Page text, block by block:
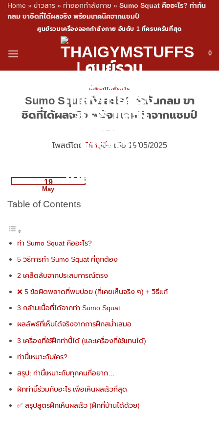
Home » ข่าวสาร » ท่าออกกำลังกาย » Sumo Squat คืออะไร? ท่าก้น
กลม ขาชิดที่ได้ผลจริง พร้อมเทคนิคจากแชมป์
content
ศูนย์รวมเครื่องออกกำลังกาย อันดับ 1 ที่ครบครันที่สุด
0
ท่าออกกำลังกาย
Sumo Squat คืออะไร? ท่าก้นกลม ขา
ชิดที่ได้ผลจริง พร้อมเทคนิคจากแชมป์
โพสต์โดย โค้ชปูนิ่ม เมื่อ 19/05/2025
19
May
Table of Contents
ท่า Sumo Squat คืออะไร?
5 วิธีการทำ Sumo Squat ที่ถูกต้อง
2 เคล็ดลับจากประสบการณ์ตรง
❌ 5 ข้อผิดพลาดที่พบบ่อย (ที่เคยเห็นจริง ๆ) + วิธีแก้
3 กล้ามเนื้อที่ได้จากท่า Sumo Squat
ผลลัพธ์ที่เห็นได้จริงจากการฝึกสม่ำเสมอ
3 เครื่องที่ใช้ฝึกท่านี้ได้ (และเครื่องที่ใช้แทนได้)
ท่านี้เหมาะกับใคร?
สรุป: ท่านี้เหมาะกับทุกคนที่อยาก…
ฝึกท่านี้ร่วมกับอะไร เพื่อเห็นผลเร็วที่สุด
✅ สรุปสูตรฝึกเห็นผลเร็ว (ฝึกที่บ้านได้ด้วย)